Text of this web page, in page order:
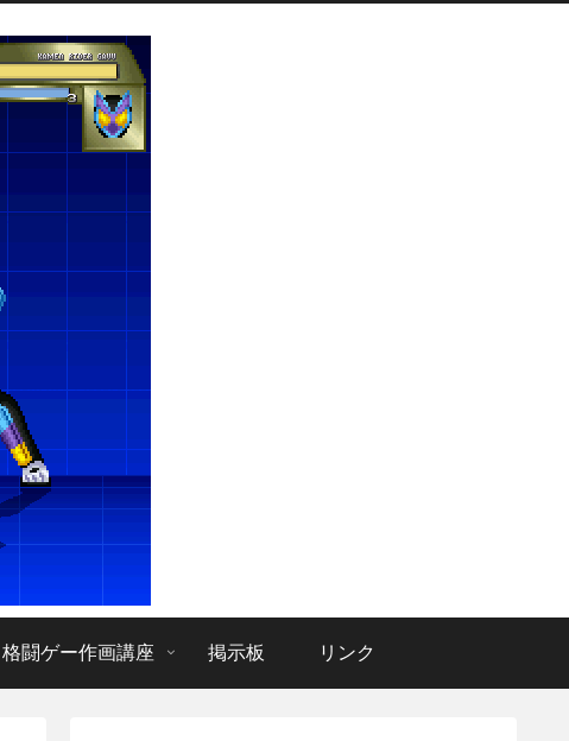
格闘ゲー作画講座 掲示板 リンク